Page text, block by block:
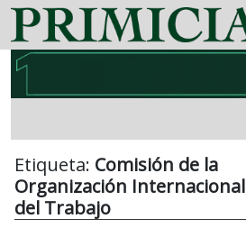
Etiqueta: Comisión de la
Organización Internacional
del Trabajo